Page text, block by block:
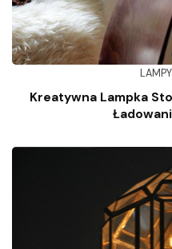
Kreatywna Lampka